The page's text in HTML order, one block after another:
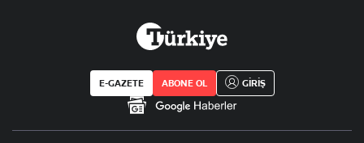
E-GAZETE ABONE OL GİRİŞ